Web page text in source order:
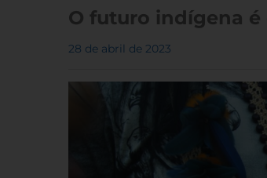
O futuro indígena é
28 de abril de 2023